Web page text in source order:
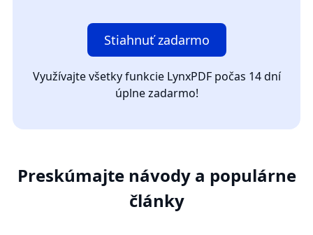
Stiahnuť zadarmo
Využívajte všetky funkcie LynxPDF počas 14 dní
úplne zadarmo!
Preskúmajte návody a populárne
články